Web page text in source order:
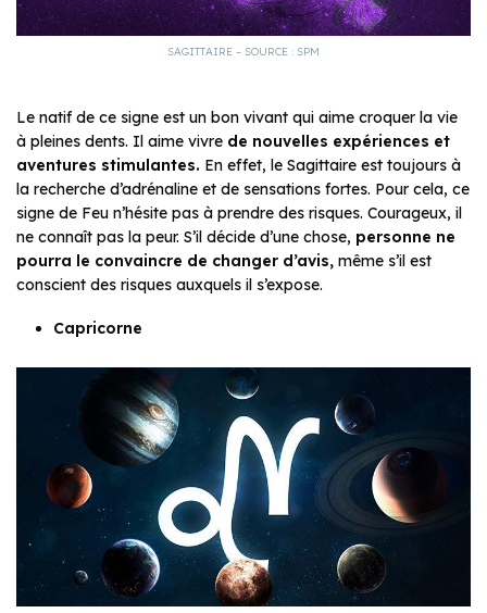
SAGITTAIRE – SOURCE : SPM
Le natif de ce signe est un bon vivant qui aime croquer la vie
à pleines dents. Il aime vivre de nouvelles expériences et
aventures stimulantes. En effet, le Sagittaire est toujours à
la recherche d’adrénaline et de sensations fortes. Pour cela, ce
signe de Feu n’hésite pas à prendre des risques. Courageux, il
ne connaît pas la peur. S’il décide d’une chose, personne ne
pourra le convaincre de changer d’avis, même s’il est
conscient des risques auxquels il s’expose.
Capricorne